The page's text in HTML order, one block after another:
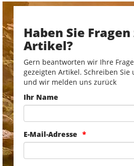
Haben Sie
Artikel?
Gern beantworten wir Ihre
gezeigten Artikel. Schreiben
und wir melden uns zurück
Ihr Name
E-Mail-Adresse